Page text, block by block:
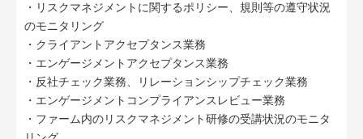
・リスクマネジメントに関するポリシー、規則等の遵守状況
のモニタリング
・クライアントアクセプタンス業務
・エンゲージメントアクセプタンス業務
・反社チェック業務、リレーションシップチェック業務
・エンゲージメントコンプライアンスレビュー業務
・ファーム内のリスクマネジメント研修の受講状況のモニタ